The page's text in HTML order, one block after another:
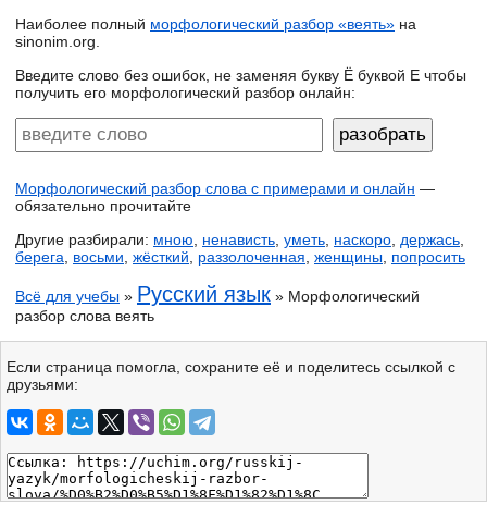
Наиболее полный морфологический разбор «веять» на
sinonim.org.
Введите слово без ошибок, не заменяя букву Ё буквой Е чтобы
получить его морфологический разбор онлайн:
Морфологический разбор слова с примерами и онлайн —
обязательно прочитайте
Другие разбирали: мною ненависть уметь наскоро держась
берега
восьми жёсткий раззолоченная женщины попросить
Всё для учебы » Русский язык » Морфологический
разбор слова веять
Если страница помогла, сохраните её и поделитесь ссылкой с
друзьями: